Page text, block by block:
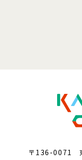
〒136-0071